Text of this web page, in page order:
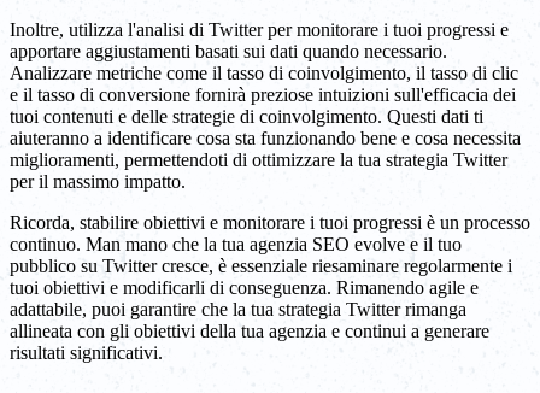
Inoltre, utilizza l'analisi di Twitter per monitorare i tuoi progressi e
apportare aggiustamenti basati sui dati quando necessario.
Analizzare metriche come il tasso di coinvolgimento, il tasso di clic
e il tasso di conversione fornirà preziose intuizioni sull'efficacia dei
tuoi contenuti e delle strategie di coinvolgimento. Questi dati ti
aiuteranno a identificare cosa sta funzionando bene e cosa necessita
miglioramenti, permettendoti di ottimizzare la tua strategia Twitter
per il massimo impatto.
Ricorda, stabilire obiettivi e monitorare i tuoi progressi è un processo
continuo. Man mano che la tua agenzia SEO evolve e il tuo
pubblico su Twitter cresce, è essenziale riesaminare regolarmente i
tuoi obiettivi e modificarli di conseguenza. Rimanendo agile e
adattabile, puoi garantire che la tua strategia Twitter rimanga
allineata con gli obiettivi della tua agenzia e continui a generare
risultati significativi.